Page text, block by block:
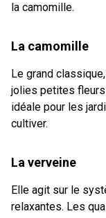
la camomille.
La camomille
Le grand
jolies petites
idéale pour les
cultiver.
La verveine
Elle agit sur le
relaxantes. Les